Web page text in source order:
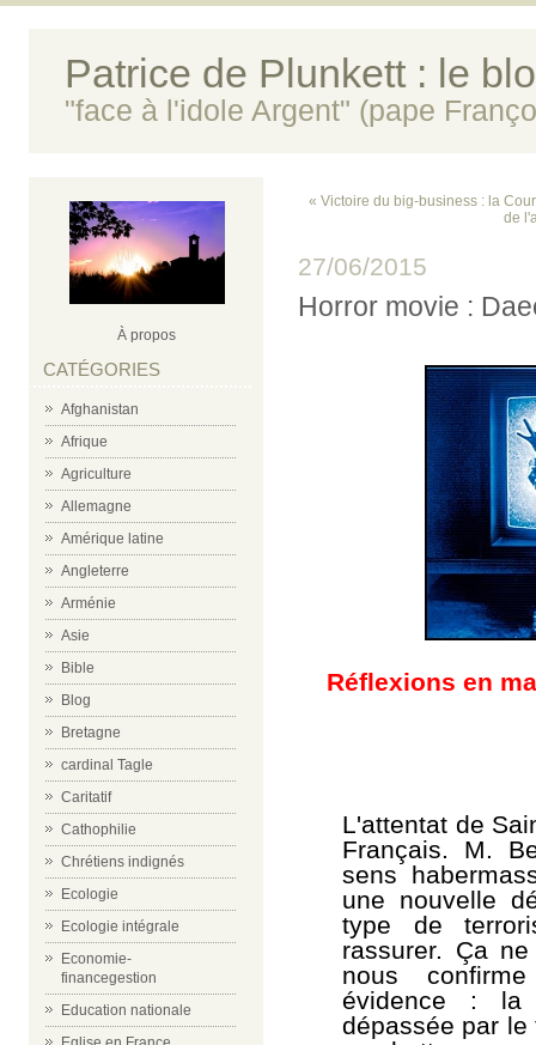
Patrice de Plunkett : le
"face à l'idole Argent" (pape
À propos
CATÉGORIES
Afghanistan
Afrique
Agriculture
Allemagne
Amérique latine
Angleterre
Arménie
Asie
Bible
Blog
Bretagne
cardinal Tagle
Caritatif
Cathophilie
Chrétiens indignés
Ecologie
Ecologie intégrale
Economie-
financegestion
Education nationale
« Victoire du big-business : la
de
27/06/2015
Horror movie :
Réflexions en
L'attentat de
Français. M.
sens
une nouvelle
type de
rassurer. Ça
nous
évidence : la
dépassée par